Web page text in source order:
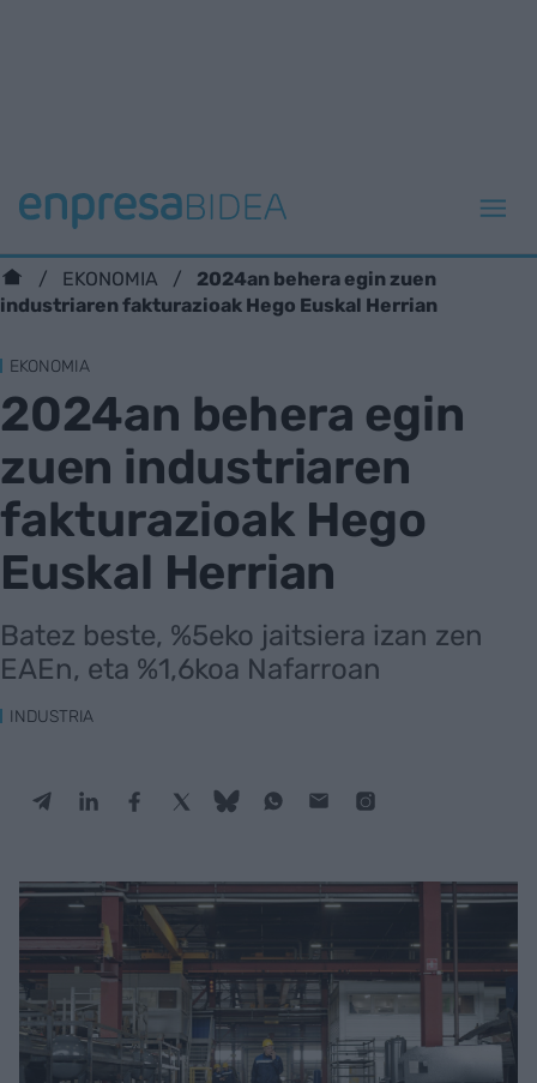
EKONOMIA
2024an behera egin zuen
industriaren fakturazioak Hego Euskal Herrian
EKONOMIA
2024an behera egin
zuen industriaren
fakturazioak Hego
Euskal Herrian
Batez beste, %5eko jaitsiera izan zen
EAEn, eta %1,6koa Nafarroan
INDUSTRIA